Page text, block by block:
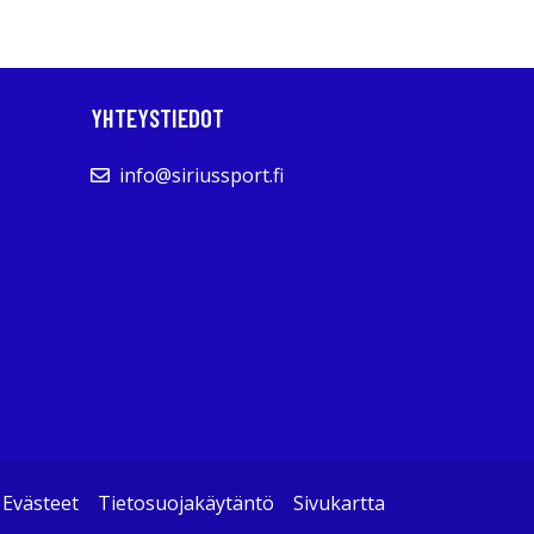
YHTEYSTIEDOT
info@siriussport.fi
Evästeet Tietosuojakäytäntö Sivukartta